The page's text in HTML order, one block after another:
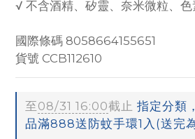
√ 不含酒精、矽靈、奈米微粒、色
國際條碼 8058664155651
貨號 CCB112610
至08/31 16:00截止 指定分類
品滿888送防蚊手環1入(送完